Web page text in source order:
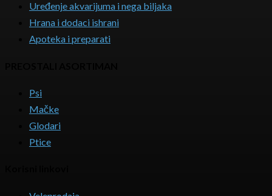
Uređenje akvarijuma i nega biljaka
Hrana i dodaci ishrani
Apoteka i preparati
Psi
Mačke
Glodari
Ptice